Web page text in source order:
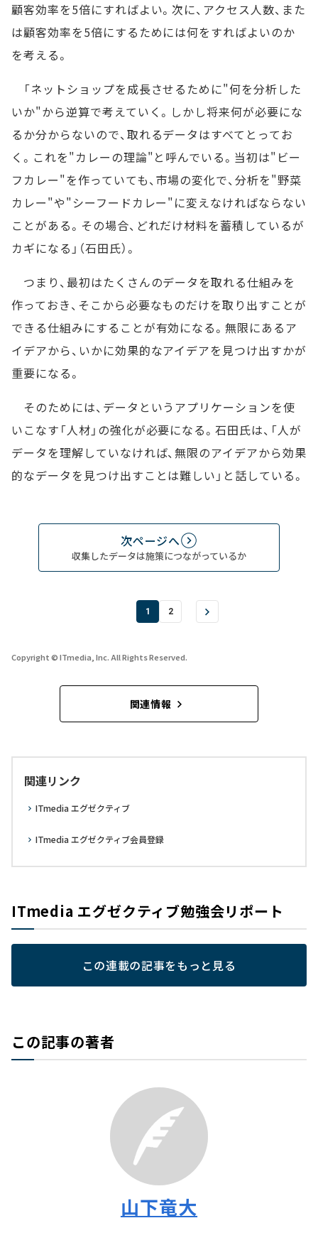
顧客効率を5倍にすればよい。次に、アクセス人数、また
は顧客効率を5倍にするためには何をすればよいのか
を考える。
「ネットショップを成長させるために"何を分析した
いか"から逆算で考えていく。しかし将来何が必要にな
るか分からないので、取れるデータはすべてとってお
く。これを"カレーの理論"と呼んでいる。当初は"ビー
フカレー"を作っていても、市場の変化で、分析を"野菜
カレー"や"シーフードカレー"に変えなければならない
ことがある。その場合、どれだけ材料を蓄積しているが
カギになる」（石田氏）。
つまり、最初はたくさんのデータを取れる仕組みを
作っておき、そこから必要なものだけを取り出すことが
できる仕組みにすることが有効になる。無限にあるア
イデアから、いかに効果的なアイデアを見つけ出すかが
重要になる。
そのためには、データというアプリケーションを使
いこなす「人材」の強化が必要になる。石田氏は、「人が
データを理解していなければ、無限のアイデアから効果
的なデータを見つけ出すことは難しい」と話している。
次ページへ
収集したデータは施策につながっているか
1 2
Copyright © ITmedia, Inc. All Rights Reserved.
関連情報
関連リンク
ITmedia エグゼクティブ
ITmedia エグゼクティブ会員登録
ITmedia エグゼクティブ勉強会リポート
この連載の記事をもっと見る
この記事の著者
山下竜大